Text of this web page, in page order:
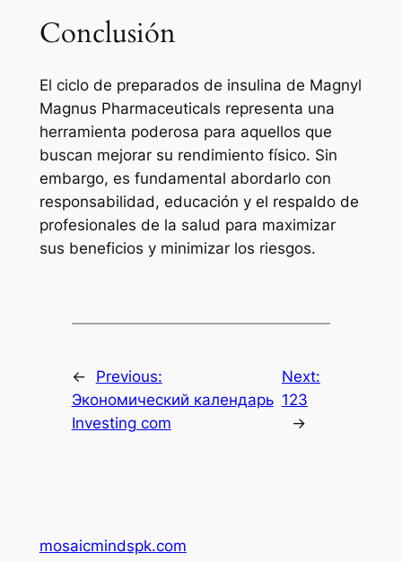
Conclusión
El ciclo de preparados de insulina de Magnyl
Magnus Pharmaceuticals representa una
herramienta poderosa para aquellos que
buscan mejorar su rendimiento físico. Sin
embargo, es fundamental abordarlo con
responsabilidad, educación y el respaldo de
profesionales de la salud para maximizar
sus beneficios y minimizar los riesgos.
←
Previous:
Экономический календарь
Investing com
Next:
123
→
mosaicmindspk.com